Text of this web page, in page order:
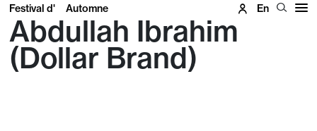
Festival d' Automne En
Abdullah Ibrahim
(Dollar Brand)